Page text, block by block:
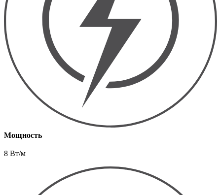
Мощность
8 Вт/м